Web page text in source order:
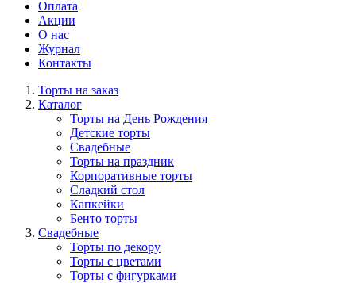
Оплата
Акции
О нас
Журнал
Контакты
Торты на заказ
Каталог
Торты на День Рождения
Детские торты
Свадебные
Торты на праздник
Корпоративные торты
Сладкий стол
Капкейки
Бенто торты
Свадебные
Торты по декору
Торты с цветами
Торты с фигурками